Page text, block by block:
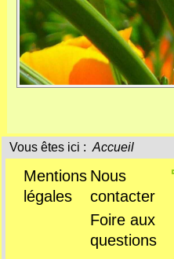
Vous êtes ici : Accueil
Mentions
légales
Nous
contacter
Foire aux
questions